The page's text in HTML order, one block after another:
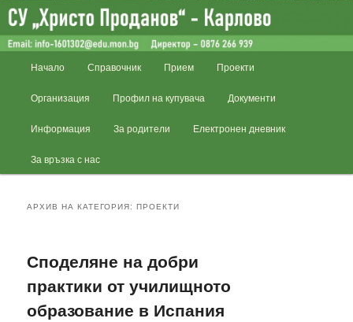
Към
основното
съдържание
Към
вторичното
съдържание
Начало Справочник Прием Проекти
Организация Профил на купувача Документи
Информация За родители Електронен дневник
За връзка с нас
АРХИВ НА КАТЕГОРИЯ:ПРОЕКТИ
Споделяне на добри
практики от училищното
образование в Испания